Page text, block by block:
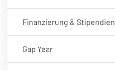
Finanzierung & Stipendien
Gap Year